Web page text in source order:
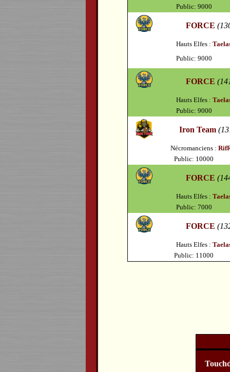
Public: 9000
FORCE
Hauts Elfes :
Public: 9000
FORCE
Hauts Elfes :
Public: 9000
Iron Team
Nécromanciens :
Public: 10000
FORCE
Hauts Elfes :
Public: 7000
FORCE
Hauts Elfes :
Public: 11000